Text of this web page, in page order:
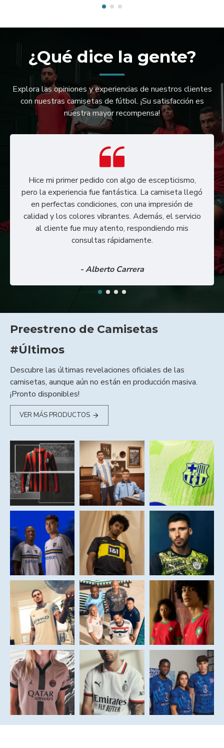
¿Qué dice la gente?
Explora las opiniones y experiencias de nuestros clientes
con nuestras camisetas de fútbol. ¡Su satisfacción es
nuestra mayor recompensa!
Hice mi primer pedido con algo de escepticismo,
pero la experiencia fue fantástica. La camiseta llegó
en perfectas condiciones, con una impresión de
calidad y los colores vibrantes. Además, el servicio
al cliente fue muy atento, respondiendo mis
consultas rápidamente.
- Alberto Carrera
Preestreno de Camisetas
#Últimos
Descubre las últimas revelaciones oficiales de las
camisetas, aunque aún no están en producción masiva.
¡Pronto disponibles!
VER MÁS PRODUCTOS